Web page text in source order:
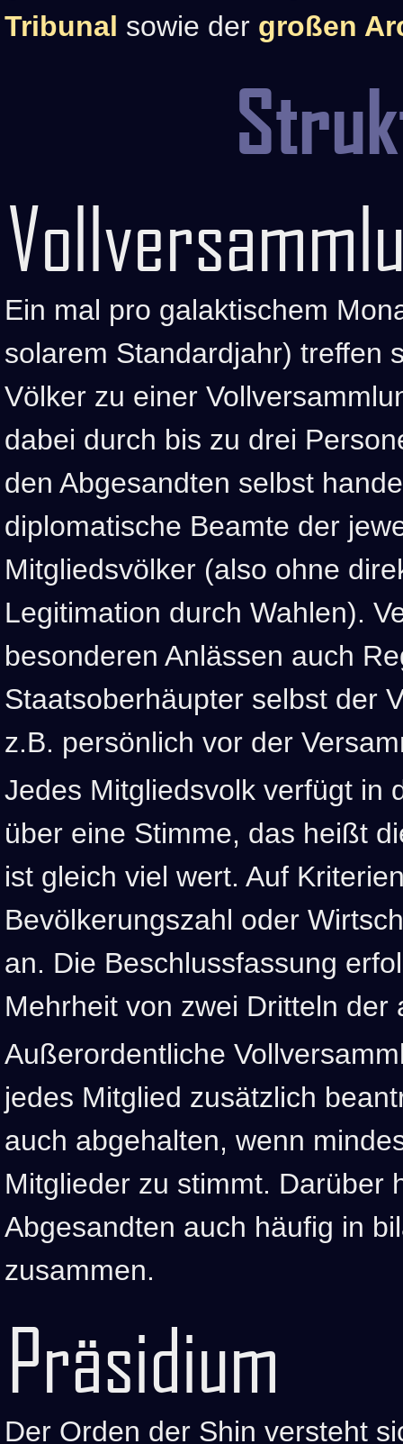
Tribunal sowie der großen
Ein mal pro galaktischem
solarem Standardjahr) treffen
Völker zu einer
dabei durch bis zu drei
den Abgesandten selbst
diplomatische Beamte der
Mitgliedsvölker (also ohne
Legitimation durch Wahlen).
besonderen Anlässen auch
Staatsoberhäupter selbst der
z.B. persönlich vor der
Jedes Mitgliedsvolk verfügt in
über eine Stimme, das heißt
ist gleich viel wert. Auf
Bevölkerungszahl oder
an. Die Beschlussfassung
Mehrheit von zwei Dritteln der
Außerordentliche
jedes Mitglied zusätzlich
auch abgehalten, wenn
Mitglieder zu stimmt. Darüber
Abgesandten auch häufig in
zusammen.
Präsidium
Der Orden der Shin versteht